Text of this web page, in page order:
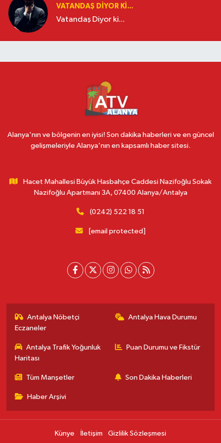
VATANDAŞ DIYOR KI...
Vatandaş Diyor ki...
Alanya'nın ve bölgenin en iyisi! Son dakika haberleri ve en güncel
gelişmeleriyle Alanya'nın en kapsamlı haber sitesi.
Hacet Mahallesi Büyük Hasbahçe Caddesi Nazifoğlu Sokak
Nazifoğlu Apartmanı 3A, 07400 Alanya/Antalya
(0242) 522 18 51
[email protected]
Antalya Nöbetçi
Eczaneler
Antalya Hava Durumu
Antalya Trafik Yoğunluk
Haritası
Puan Durumu ve Fikstür
Tüm Manşetler Son Dakika Haberleri
Haber Arşivi
Künye İletişim Gizlilik Sözleşmesi